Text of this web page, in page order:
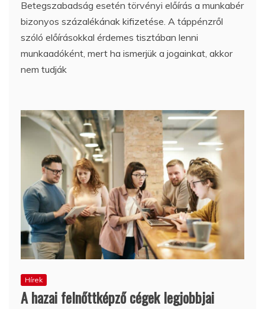
Betegszabadság esetén törvényi előírás a munkabér
bizonyos százalékának kifizetése. A táppénzről
szóló előírásokkal érdemes tisztában lenni
munkaadóként, mert ha ismerjük a jogainkat, akkor
nem tudják
Hírek
A hazai felnőttképző cégek legjobbjai